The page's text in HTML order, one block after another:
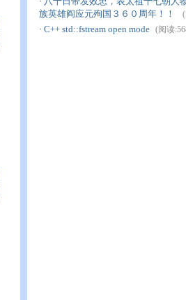
族英雄阎应元殉国３６０周年！！
· C++ std::fstream open mode (阅读